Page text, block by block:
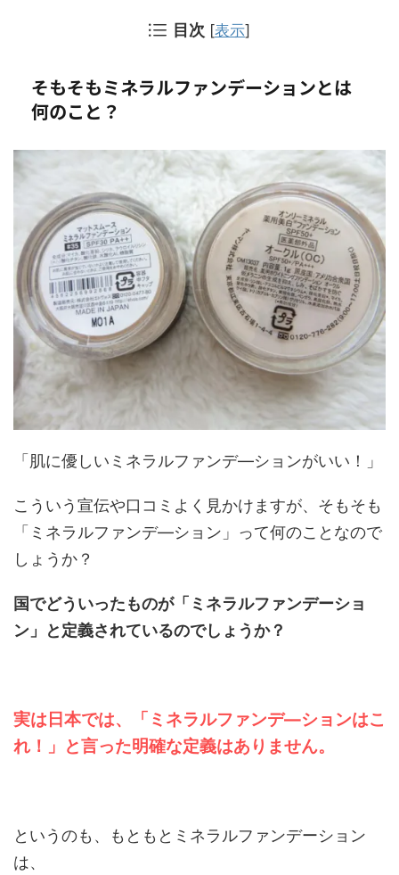
目次 [表示]
そもそもミネラルファンデーションとは
何のこと？
「肌に優しいミネラルファンデ―ションがいい！」
こういう宣伝や口コミよく見かけますが、そもそも
「ミネラルファンデ―ション」って何のことなので
しょうか？
国でどういったものが「ミネラルファンデーショ
ン」と定義されているのでしょうか？
実は日本では、「ミネラルファンデ―ションはこ
れ！」と言った明確な定義はありません。
というのも、もともとミネラルファンデーション
は、